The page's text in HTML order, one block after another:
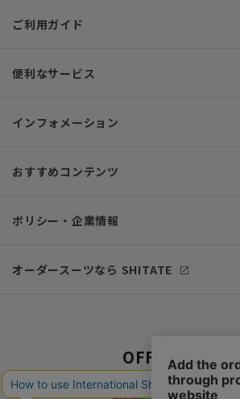
ご利用ガイド
便利なサービス
インフォメーション
おすすめコンテンツ
ポリシー・企業情報
オーダースーツなら SHITATE
OFFICIAL SNS